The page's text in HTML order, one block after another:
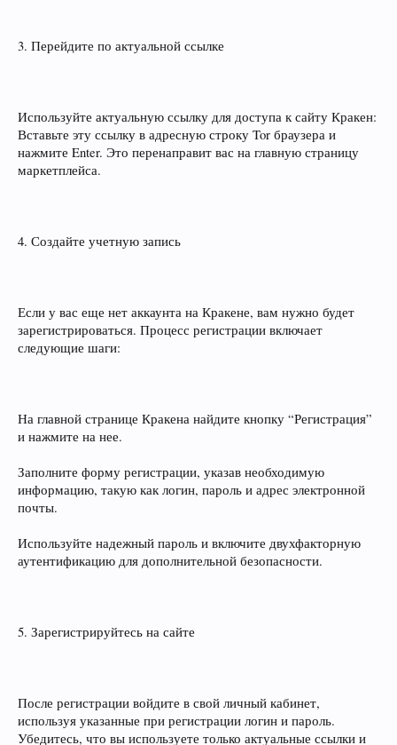
3. Перейдите по актуальной ссылке
Используйте актуальную ссылку для доступа к сайту Кракен:
Вставьте эту ссылку в адресную строку Tor браузера и
нажмите Enter. Это перенаправит вас на главную страницу
маркетплейса.
4. Создайте учетную запись
Если у вас еще нет аккаунта на Кракене, вам нужно будет
зарегистрироваться. Процесс регистрации включает
следующие шаги:
На главной странице Кракена найдите кнопку “Регистрация”
и нажмите на нее.
Заполните форму регистрации, указав необходимую
информацию, такую как логин, пароль и адрес электронной
почты.
Используйте надежный пароль и включите двухфакторную
аутентификацию для дополнительной безопасности.
5. Зарегистрируйтесь на сайте
После регистрации войдите в свой личный кабинет,
используя указанные при регистрации логин и пароль.
Убедитесь, что вы используете только актуальные ссылки и